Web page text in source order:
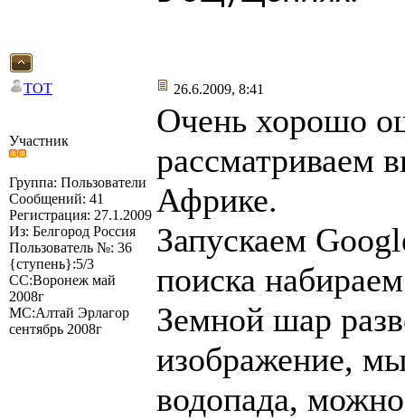
TOT 26.6.2009, 8:41
Участник
Группа: Пользователи
Сообщений: 41
Регистрация: 27.1.2009
Из: Белгород Россия
Пользователь №: 36
{ступень}:5/3
СС:Воронеж май
2008г
МС:Алтай Эрлагор
сентябрь 2008г
Очень хорошо
рассматриваем
Африке.
Запускаем
поиска
Земной шар
изображение,
водопада,